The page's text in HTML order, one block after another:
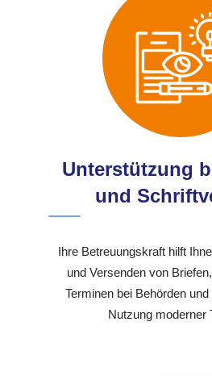
Unterstützung
und
Ihre Betreuungskraft hilft
und Versenden von
Terminen bei Behörden
Nutzung moderner